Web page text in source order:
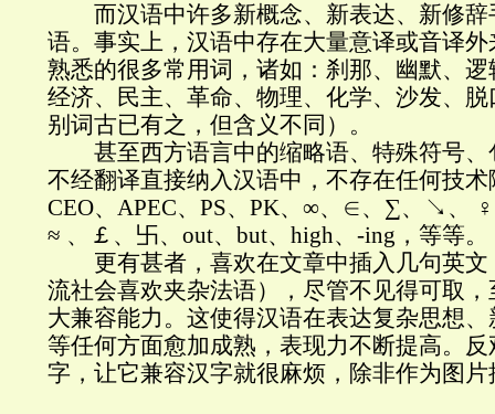
而汉语中许多新概念、新表达、新修辞
语。事实上，汉语中存在大量意译或音译
熟悉的很多常用词，诸如：刹那、幽默、
经济、民主、革命、物理、化学、沙发、
别词古已有之，但含义不同）。
甚至西方语言中的缩略语、特殊符号、
不经翻译直接纳入汉语中，不存在任何技
CEO、APEC、PS、PK、∞、∈、∑、↘、
≈ 、￡、卐、out、but、high、-ing，等等。
更有甚者，喜欢在文章中插入几句英文
流社会喜欢夹杂法语），尽管不见得可取
大兼容能力。这使得汉语在表达复杂思想
等任何方面愈加成熟，表现力不断提高。
字，让它兼容汉字就很麻烦，除非作为图片